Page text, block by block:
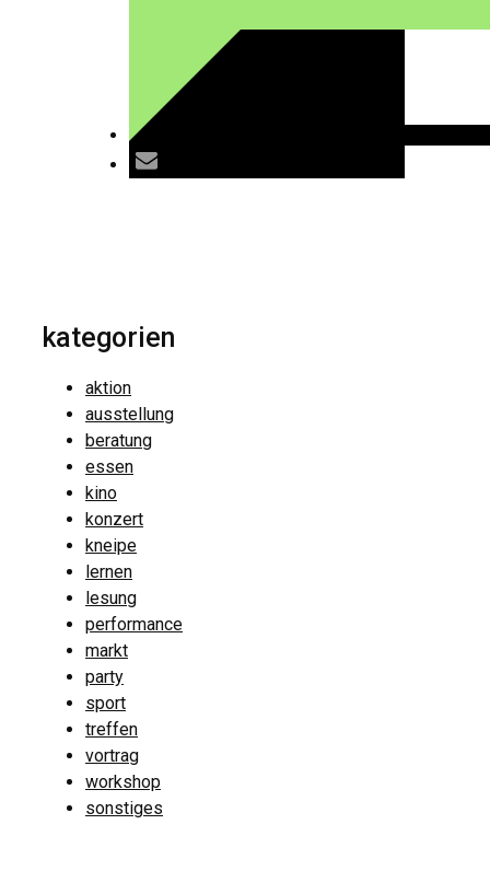
kategorien
aktion
ausstellung
beratung
essen
kino
konzert
kneipe
lernen
lesung
performance
markt
party
sport
treffen
vortrag
workshop
sonstiges